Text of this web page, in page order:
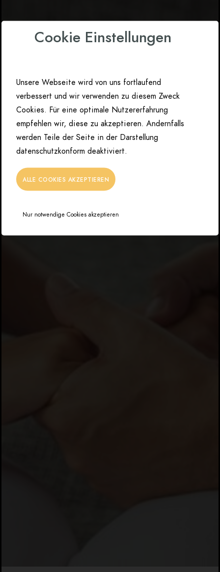
Cookie Einstellungen
Unsere Webseite wird von uns fortlaufend
verbessert und wir verwenden zu diesem Zweck
Cookies. Für eine optimale Nutzererfahrung
empfehlen wir, diese zu akzeptieren. Andernfalls
werden Teile der Seite in der Darstellung
datenschutzkonform deaktiviert.
ALLE COOKIES AKZEPTIEREN
Nur notwendige Cookies akzeptieren